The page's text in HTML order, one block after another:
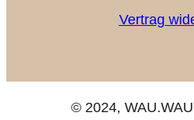
Vertrag
© 2024,